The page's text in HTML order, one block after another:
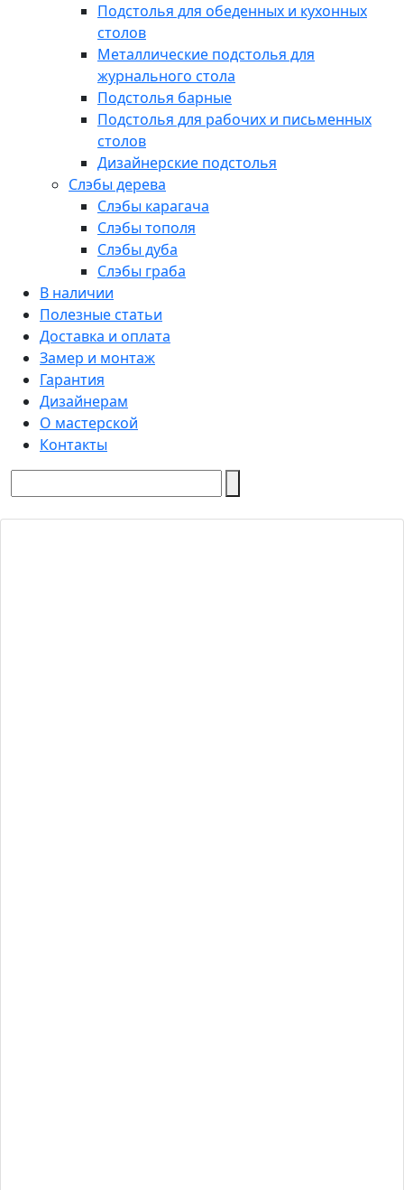
Подстолья для обеденных и кухонных
столов
Металлические подстолья для
журнального стола
Подстолья барные
Подстолья для рабочих и письменных
столов
Дизайнерские подстолья
Слэбы дерева
Слэбы карагача
Слэбы тополя
Слэбы дуба
Слэбы граба
В наличии
Полезные статьи
Доставка и оплата
Замер и монтаж
Гарантия
Дизайнерам
О мастерской
Контакты